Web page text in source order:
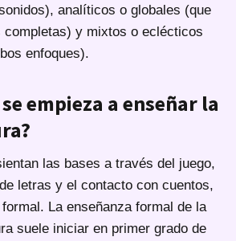
analíticos o globales (que
completas) y mixtos o eclécticos
enfoques).
empieza a enseñar la
las bases a través del juego,
letras y el contacto con cuentos,
La enseñanza formal de la
suele iniciar en primer grado de